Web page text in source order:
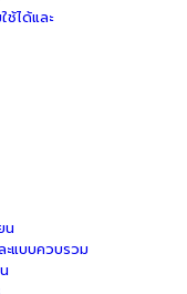
ได้และ
น
ะแบบควบรวม